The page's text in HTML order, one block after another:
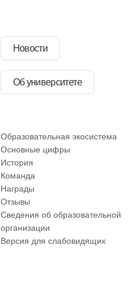
Новости
Об университете
Образовательная экосистема
Основные цифры
История
Команда
Награды
Отзывы
Сведения об образовательной
организации
Версия для слабовидящих